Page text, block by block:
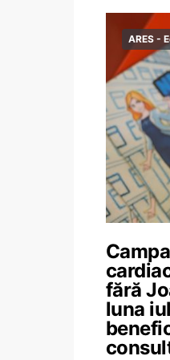
ARES -
fără
luna